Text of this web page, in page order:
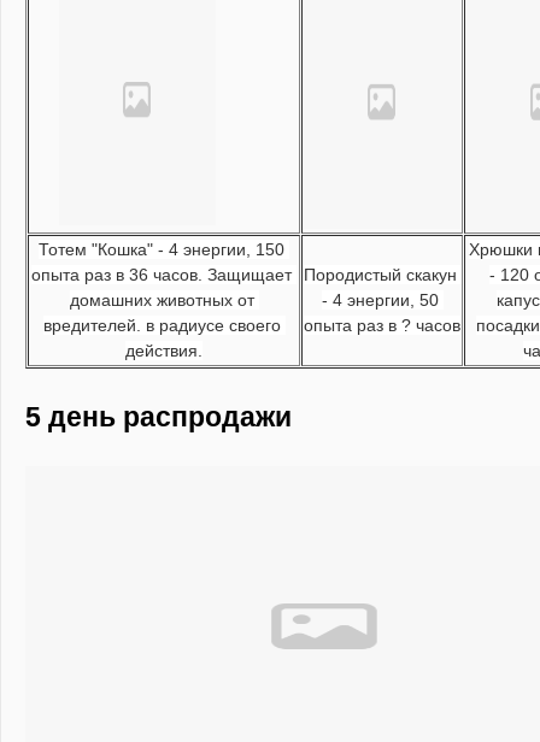
Тотем "Кошка" - 4 энергии, 150
опыта раз в 36 часов. Защищает
домашних животных от
вредителей. в радиусе своего
действия.
Породистый скакун
- 4 энергии, 50
опыта раз в ? часов
Хрюшки
- 120
5 день распродажи